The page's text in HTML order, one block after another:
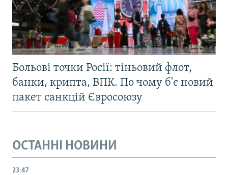
Больові точки Росії: тіньовий флот,
банки, крипта, ВПК. По чому б'є новий
пакет санкцій Євросоюзу
ОСТАННІ НОВИНИ
23:47